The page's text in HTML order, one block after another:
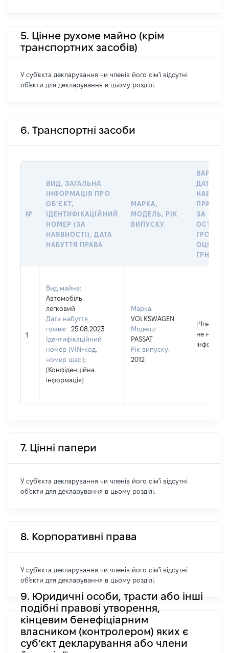
5. Цінне рухоме майно (крім
транспортних засобів)
У суб'єкта декларування чи членів його сім'ї відсутні
об'єкти для декларування в цьому розділі.
6. Транспортні засоби
№
ВИД, ЗАГАЛЬНА
ІНФОРМАЦІЯ ПРО
ОБʼЄКТ,
ІДЕНТИФІКАЦІЙНИЙ
НОМЕР (ЗА
НАЯВНОСТІ), ДАТА
НАБУТТЯ ПРАВА
МАРКА,
МОДЕЛЬ, РІК
ВИПУСКУ
ДАТУ
НАБУТТЯ
ПРАВА
ЗА
ГРН
1
Вид майна:
Автомобіль
легковий
Дата набуття
права:
25.08.2023
Ідентифікаційний
номер (VIN-код,
номер шасі):
[Конфіденційна
інформація]
Марка:
VOLKSWAGEN
Модель:
PASSAT
Рік випуску:
2012
[Член сім'ї
не надав
7. Цінні папери
У суб'єкта декларування чи членів його сім'ї відсутні
об'єкти для декларування в цьому розділі.
8. Корпоративні права
У суб'єкта декларування чи членів його сім'ї відсутні
об'єкти для декларування в цьому розділі.
9. Юридичні особи, трасти або інші
подібні правові утворення,
кінцевим бенефіціарним
власником (контролером) яких є
суб’єкт декларування або члени